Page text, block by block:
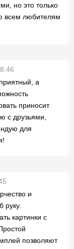
но это только
всем любителям
а
приносит
с друзьями,
для
и
руку.
картинки с
позволяют